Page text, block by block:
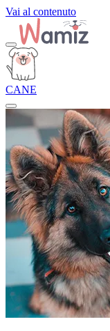
Vai al contenuto
CANE